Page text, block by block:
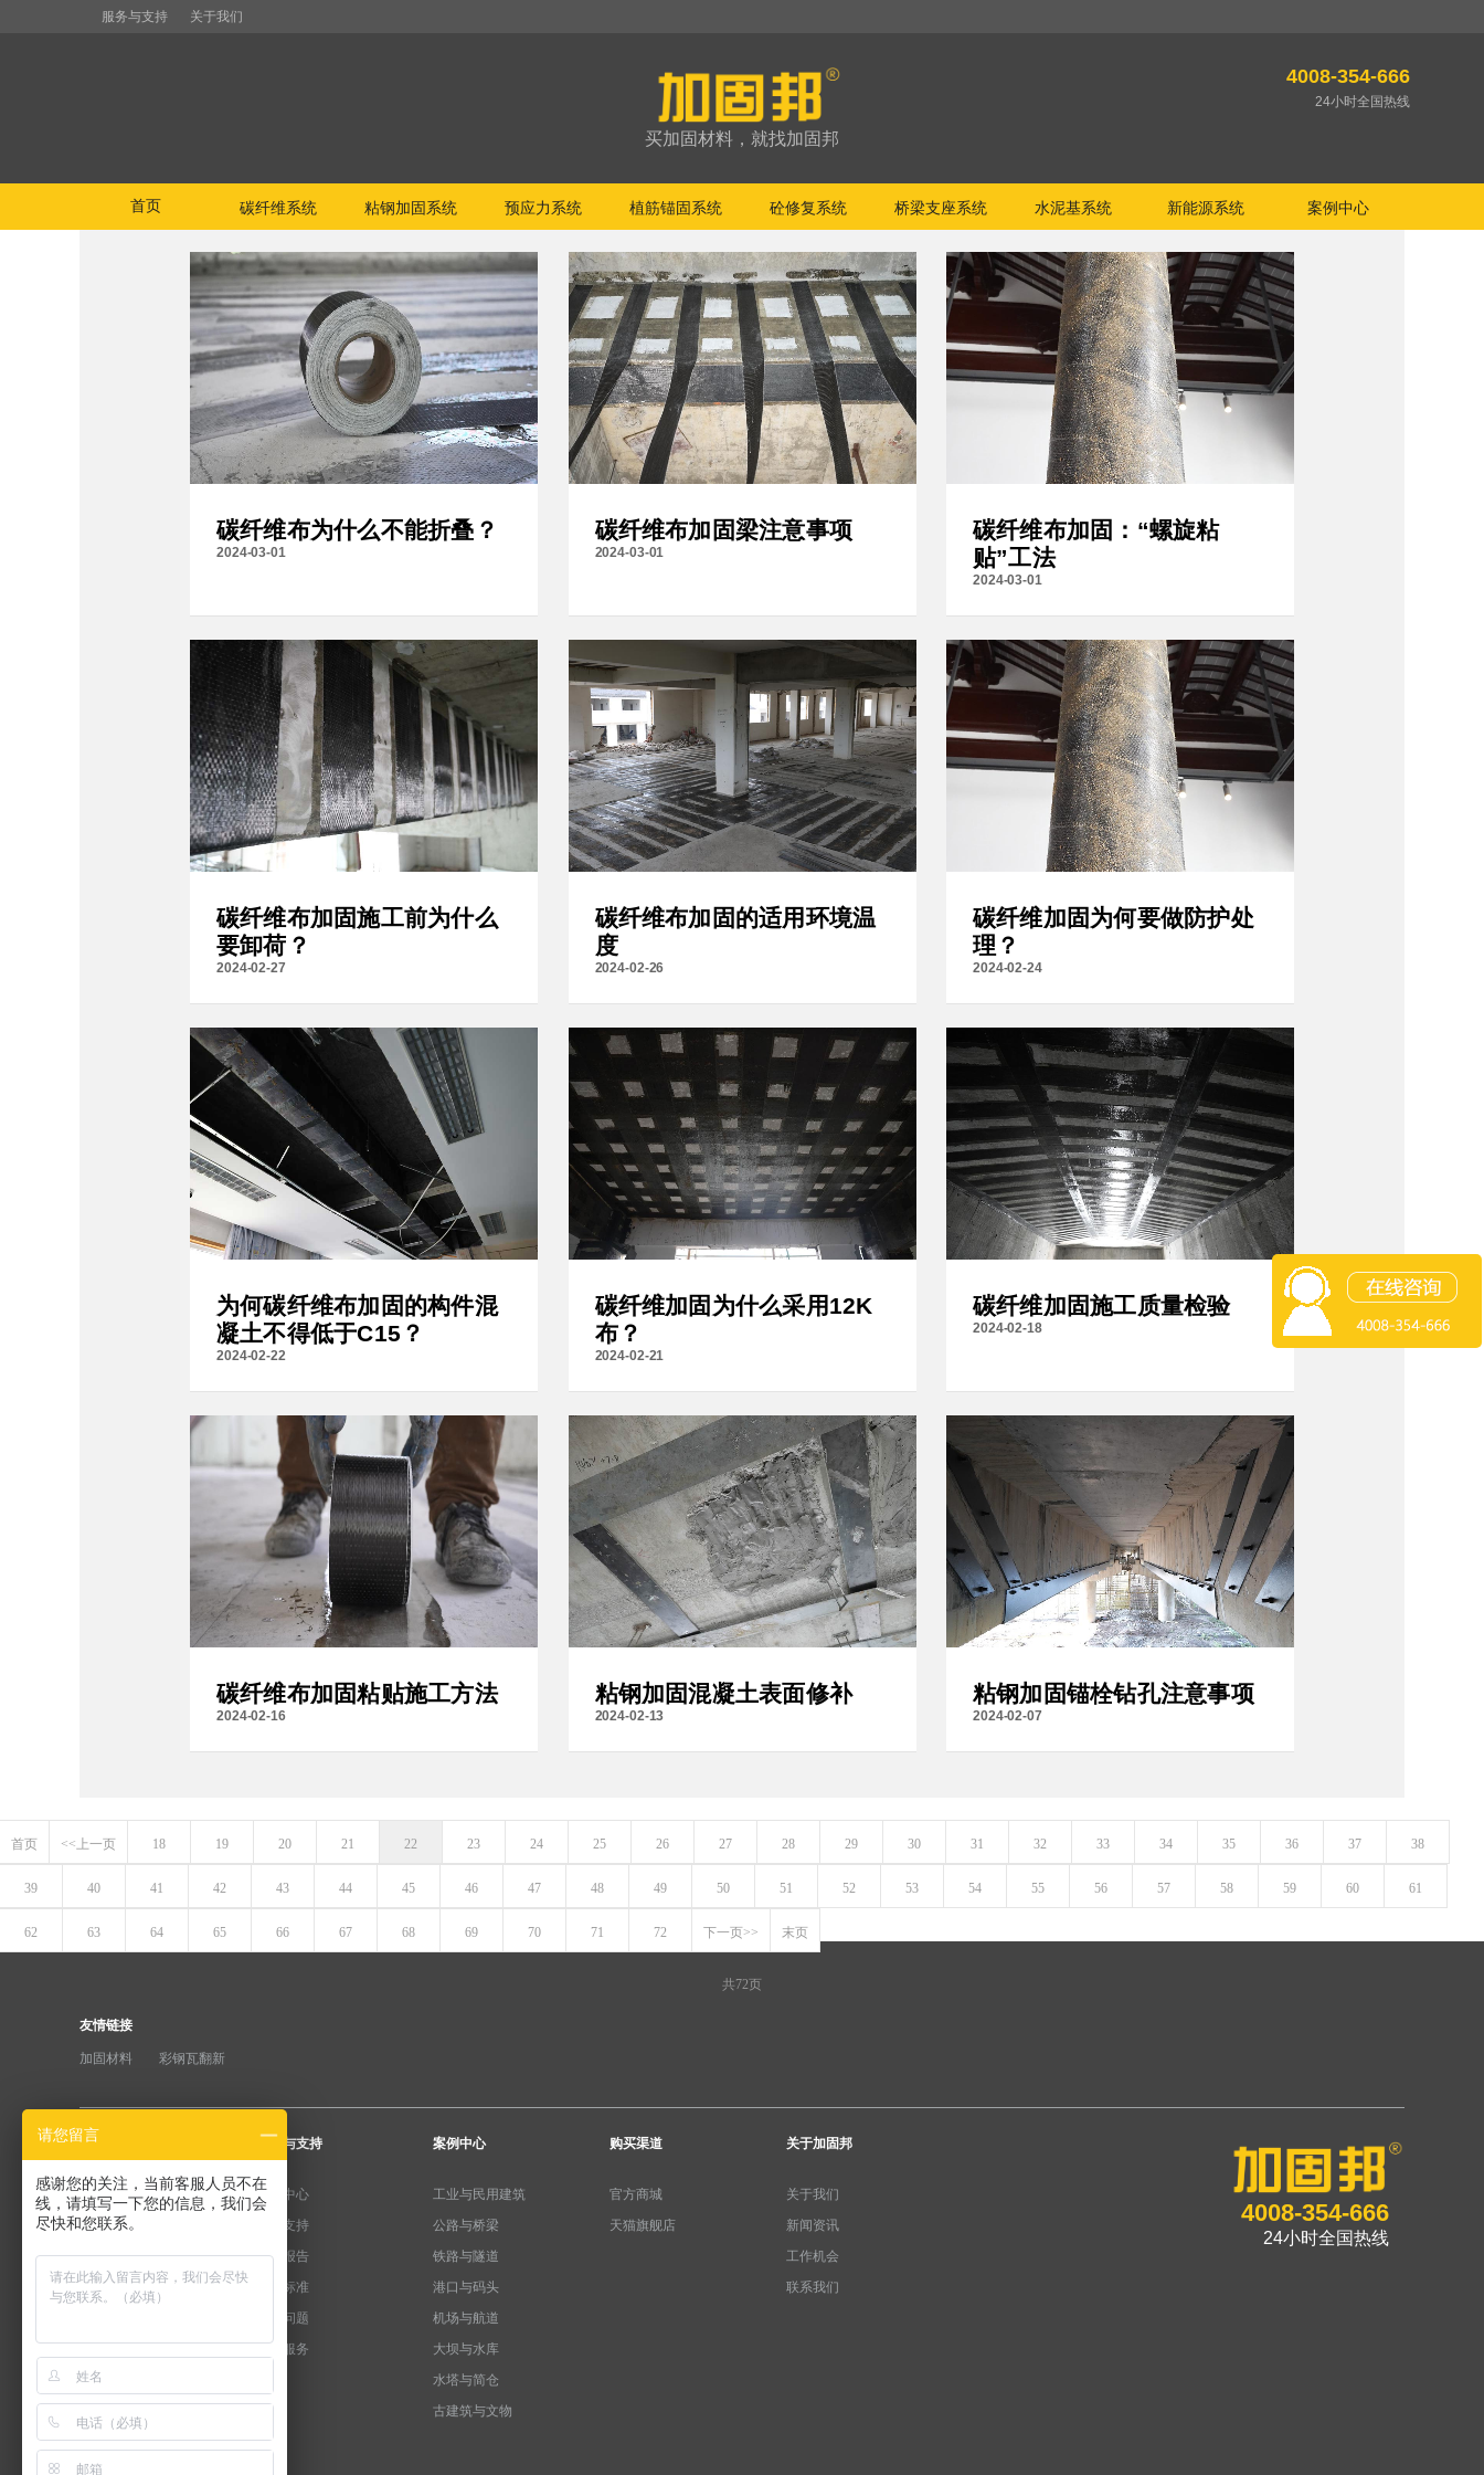
服务与支持 关于我们
买加固材料，就找加固邦
4008-354-666
24小时全国热线
首页 碳纤维系统 粘钢加固系统 预应力系统 植筋锚固系统 砼修复系统 桥梁支座系统 水泥基系统 新能源系统 案例中心
碳纤维布为什么不能折叠？
2024-03-01
碳纤维布加固梁注意事项
2024-03-01
碳纤维布加固：“螺旋粘
贴”工法
2024-03-01
碳纤维布加固施工前为什么
要卸荷？
2024-02-27
碳纤维布加固的适用环境温
度
2024-02-26
碳纤维加固为何要做防护处
理？
2024-02-24
为何碳纤维布加固的构件混
凝土不得低于C15？
2024-02-22
碳纤维加固为什么采用12K
布？
2024-02-21
碳纤维加固施工质量检验
2024-02-18
碳纤维布加固粘贴施工方法
2024-02-16
粘钢加固混凝土表面修补
2024-02-13
粘钢加固锚栓钻孔注意事项
2024-02-07
首页 <<上一页 18 19 20 21 22 23 24 25 26 27 28 29 30 31 32 33 34 35 36 37 38
39 40 41 42 43 44 45 46 47 48 49 50 51 52 53 54 55 56 57 58 59 60 61
62 63 64 65 66 67 68 69 70 71 72 下一页>> 末页
共72页
友情链接
加固材料 彩钢瓦翻新
产品分类
纤维加固系统
粘钢加固系统
预应力系统
水泥基系统
裂缝修复系统
支座垫石系统
服务与支持
下载中心
产品支持
检测报告
规范标准
常见问题
售后服务
案例中心
工业与民用建筑
公路与桥梁
铁路与隧道
港口与码头
机场与航道
大坝与水库
水塔与简仓
古建筑与文物
购买渠道
官方商城
天猫旗舰店
关于加固邦
关于我们
新闻资讯
工作机会
联系我们
4008-354-666
24小时全国热线
请您留言
感谢您的关注，当前客服人员不在
线，请填写一下您的信息，我们会
尽快和您联系。